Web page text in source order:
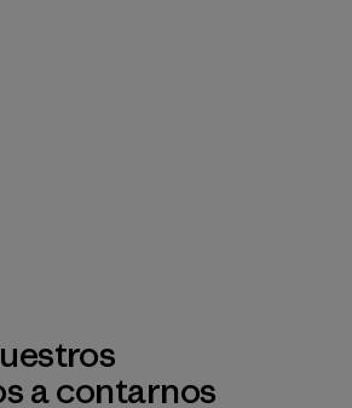
a contarnos